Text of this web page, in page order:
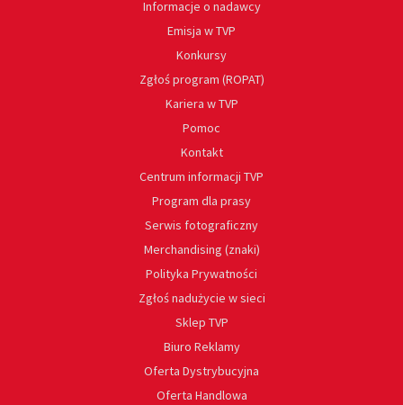
Informacje o nadawcy
Emisja w TVP
Konkursy
Zgłoś program (ROPAT)
Kariera w TVP
Pomoc
Kontakt
Centrum informacji TVP
Program dla prasy
Serwis fotograficzny
Merchandising (znaki)
Polityka Prywatności
Zgłoś nadużycie w sieci
Sklep TVP
Biuro Reklamy
Oferta Dystrybucyjna
Oferta Handlowa